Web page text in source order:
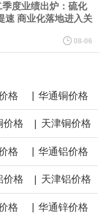
，前值 3.1%。瑞士7月未
炭连续涨2.72%，铁矿石连续
续涨2.61%。
此同时，各方正就一项旨在
谈判。尽管胡塞武装的威胁
线，但沙特方面仍下调了价
度业绩出炉：硫化
速 商业化落地进入关
08-06
格 | 华通铜价格
价格 | 天津铜价格
格 华通铝价格
价格 | 天津铝价格
格 华通锌价格